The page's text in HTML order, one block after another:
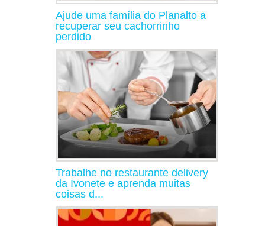
Ajude uma família do Planalto a
recuperar seu cachorrinho
perdido
Trabalhe no restaurante delivery
da Ivonete e aprenda muitas
coisas d...